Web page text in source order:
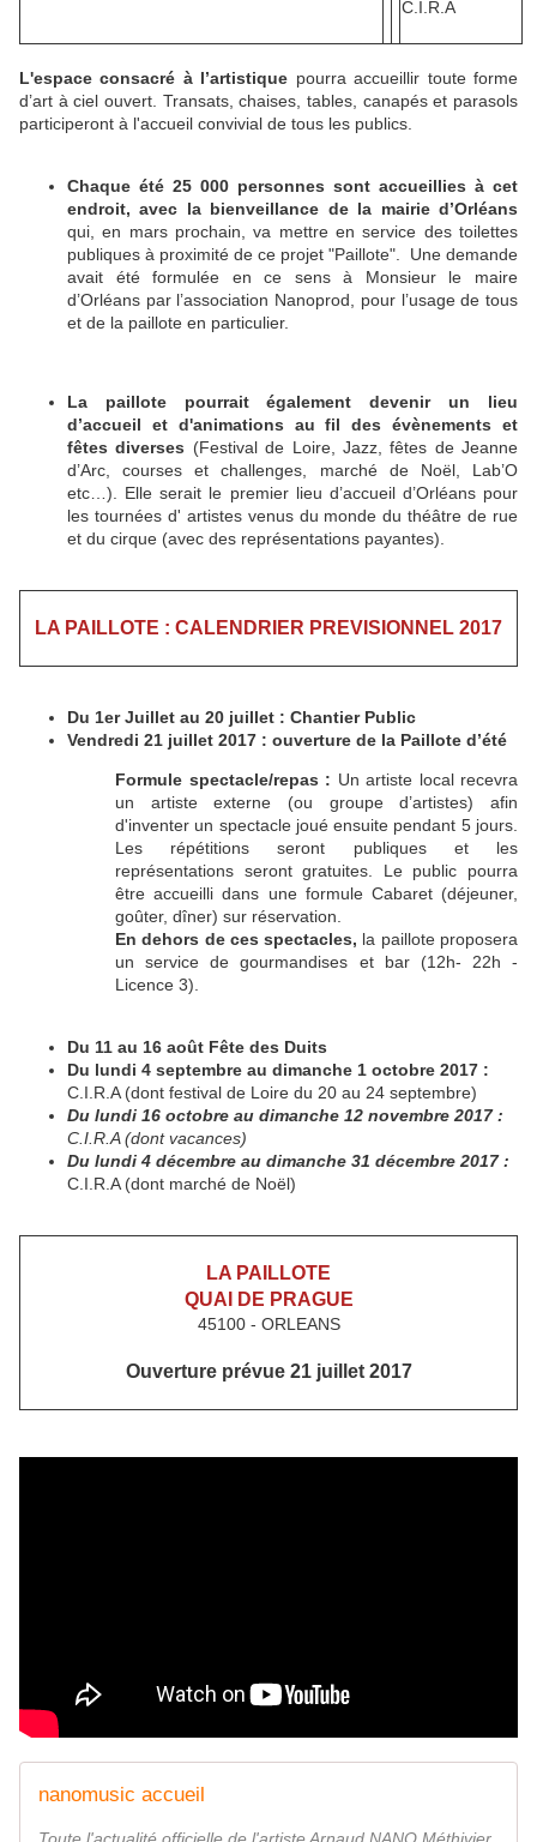
C.I.R.A
L'espace consacré à l’artistique pourra accueillir toute forme
d’art à ciel ouvert. Transats, chaises, tables, canapés et parasols
participeront à l'accueil convivial de tous les publics.
Chaque été 25 000 personnes sont accueillies à cet
endroit, avec la bienveillance de la mairie d’Orléans
qui, en mars prochain, va mettre en service des toilettes
publiques à proximité de ce projet "Paillote". Une demande
avait été formulée en ce sens à Monsieur le maire
d’Orléans par l’association Nanoprod, pour l’usage de tous
et de la paillote en particulier.
La paillote pourrait également devenir un lieu
d’accueil et d'animations au fil des évènements et
fêtes diverses (Festival de Loire, Jazz, fêtes de Jeanne
d’Arc, courses et challenges, marché de Noël, Lab’O
etc…). Elle serait le premier lieu d’accueil d’Orléans pour
les tournées d' artistes venus du monde du théâtre de rue
et du cirque (avec des représentations payantes).
LA PAILLOTE : CALENDRIER PREVISIONNEL 2017
Du 1er Juillet au 20 juillet : Chantier Public
Vendredi 21 juillet 2017 : ouverture de la Paillote d’été
Formule spectacle/repas : Un artiste local recevra
un artiste externe (ou groupe d’artistes) afin
d'inventer un spectacle joué ensuite pendant 5 jours.
Les répétitions seront publiques et les
représentations seront gratuites. Le public pourra
être accueilli dans une formule Cabaret (déjeuner,
goûter, dîner) sur réservation.
En dehors de ces spectacles, la paillote proposera
un service de gourmandises et bar (12h- 22h -
Licence 3).
Du 11 au 16 août Fête des Duits
Du lundi 4 septembre au dimanche 1 octobre 2017 :
C.I.R.A (dont festival de Loire du 20 au 24 septembre)
Du lundi 16 octobre au dimanche 12 novembre 2017 :
C.I.R.A (dont vacances)
Du lundi 4 décembre au dimanche 31 décembre 2017 :
C.I.R.A (dont marché de Noël)
LA PAILLOTE
QUAI DE PRAGUE
45100 - ORLEANS
Ouverture prévue 21 juillet 2017
nanomusic accueil